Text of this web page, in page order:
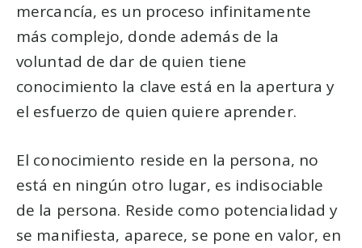
mercancía, es un proceso infinitamente
más complejo, donde además de la
voluntad de dar de quien tiene
conocimiento la clave está en la apertura y
el esfuerzo de quien quiere aprender.
El conocimiento reside en la persona, no
está en ningún otro lugar, es indisociable
de la persona. Reside como potencialidad y
se manifiesta, aparece, se pone en valor, en